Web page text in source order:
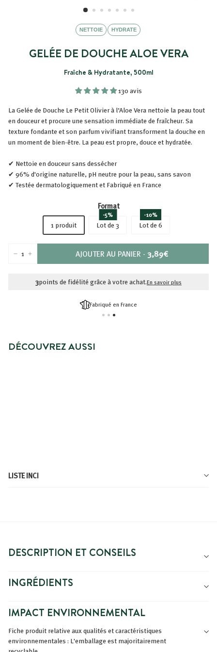
NETTOIE HYDRATE
GELÉE DE DOUCHE ALOE VERA
Fraîche & Hydratante, 500ml
130 avis
La Gelée de Douche Le Petit Olivier à l’Aloe Vera nettoie la peau tout
en douceur et procure une sensation immédiate de fraîcheur. Sa
texture fondante et son parfum vivifiant transforment la douche en
un moment de bien-être. La peau est propre, douce et hydratée.
✔ Nettoie en douceur sans dessécher
✔ 96% d'origine naturelle, pH neutre pour la peau, sans savon
✔ Testée dermatologiquement et Fabriqué en France
Format
1 produit Lot de 3
-5%
Lot de 6
-10%
+ AJOUTER AU PANIER - PRIX
3,89€
3,89€
3points de fidélité grâce à votre achat.En savoir plus
Cadeau dès 55€ d'achat
DÉCOUVREZ AUSSI
LISTE INCI
DESCRIPTION ET CONSEILS
INGRÉDIENTS
IMPACT ENVIRONNEMENTAL
Fiche produit relative aux qualités et caractéristiques
environnementales : L'emballage est majoritairement